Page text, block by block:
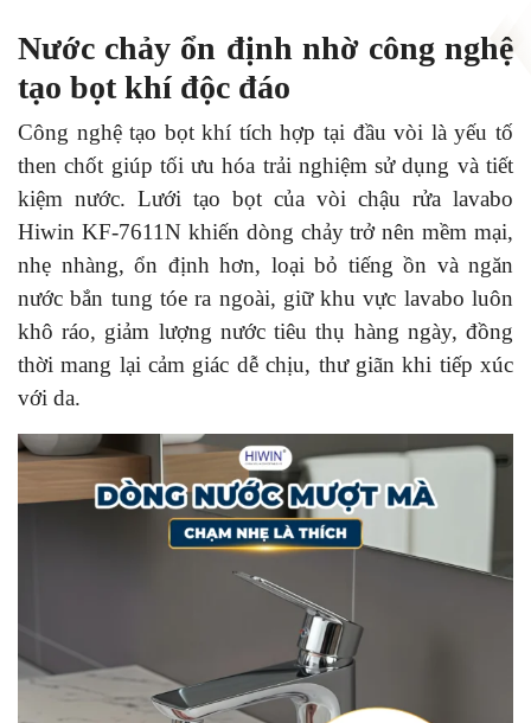
Nước chảy ổn định nhờ công nghệ
tạo bọt khí độc đáo
Công nghệ tạo bọt khí tích hợp tại đầu vòi là yếu tố
then chốt giúp tối ưu hóa trải nghiệm sử dụng và tiết
kiệm nước. Lưới tạo bọt của vòi chậu rửa lavabo
Hiwin KF-7611N khiến dòng chảy trở nên mềm mại,
nhẹ nhàng, ổn định hơn, loại bỏ tiếng ồn và ngăn
nước bắn tung tóe ra ngoài, giữ khu vực lavabo luôn
khô ráo, giảm lượng nước tiêu thụ hàng ngày, đồng
thời mang lại cảm giác dễ chịu, thư giãn khi tiếp xúc
với da.